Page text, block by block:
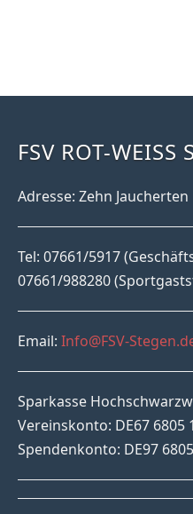
FSV ROT-WEISS
Adresse: Zehn Jaucherten
Tel: 07661/5917
07661/988280
Email: Info@FSV-
Sparkasse
Vereinskonto: DE67 6805
Spendenkonto: DE97